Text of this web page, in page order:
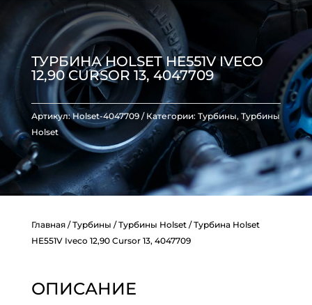
ТУРБИНА HOLSET HE551V IVECO
12,90 CURSOR 13, 4047709
Артикул:Holset-4047709 Категории: Турбины, Турбины
Holset
Главная/Турбины /Турбины Holset/ Турбина Holset
HE551V Iveco 12,90 Cursor 13, 4047709
ОПИСАНИЕ